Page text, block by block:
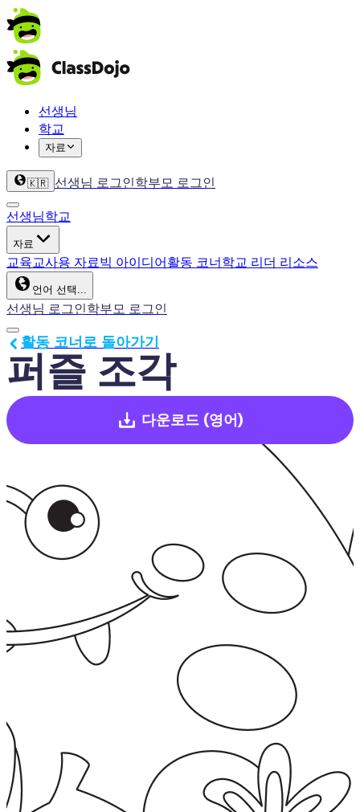
선생님
학교
자료
🇰🇷 선생님 로그인학부모 로그인
선생님학교
자료
교육교사용 자료빅 아이디어활동 코너학교 리더 리소스
언어 선택...
선생님 로그인학부모 로그인
퍼즐 조각
활동 코너로 돌아가기
다운로드 (영어)